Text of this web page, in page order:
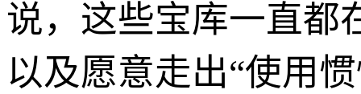
说，这些宝库一直都
以及愿意走出“使用